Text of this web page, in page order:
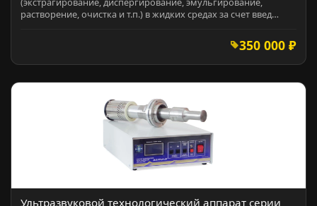
растворение, очистка и т.п.) в жидких средах за счет введ…
350 000 ₽
Ультразвуковой технологический аппарат серии